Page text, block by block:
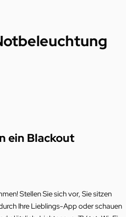
ein Blackout
Stellen Sie sich vor, Sie sitzen
Ihre Lieblings-App oder schauen